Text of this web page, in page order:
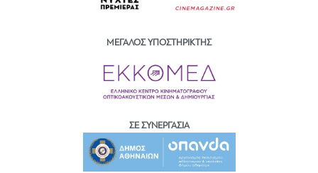
ΜΕΓΑΛΟΣ ΥΠΟΣΤΗΡΙΚΤΗΣ
ΣΕ ΣΥΝΕΡΓΑΣΙΑ